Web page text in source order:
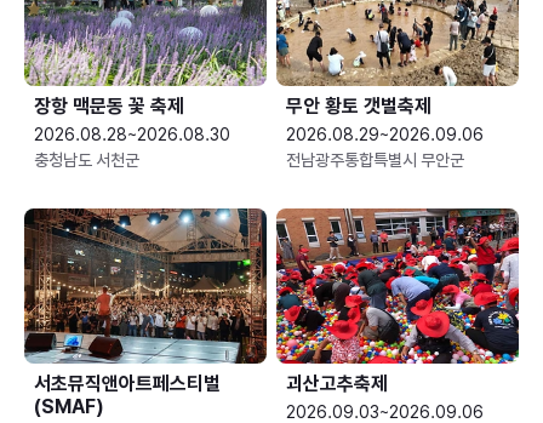
장항 맥문동 꽃 축제
2026.08.28~2026.08.30
충청남도 서천군
무안 황토 갯벌축제
2026.08.29~2026.09.06
전남광주통합특별시 무안군
서초뮤직앤아트페스티벌
(SMAF)
괴산고추축제
2026.09.03~2026.09.06